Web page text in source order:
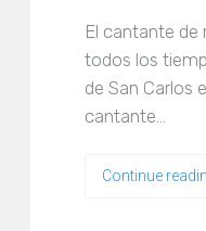
El cantante de
todos los
de San Carlos
cantante…
Continue